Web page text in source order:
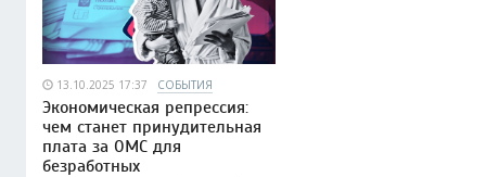
13.10.2025 17:37 СОБЫТИЯ
Экономическая репрессия:
чем станет принудительная
плата за ОМС для
безработных